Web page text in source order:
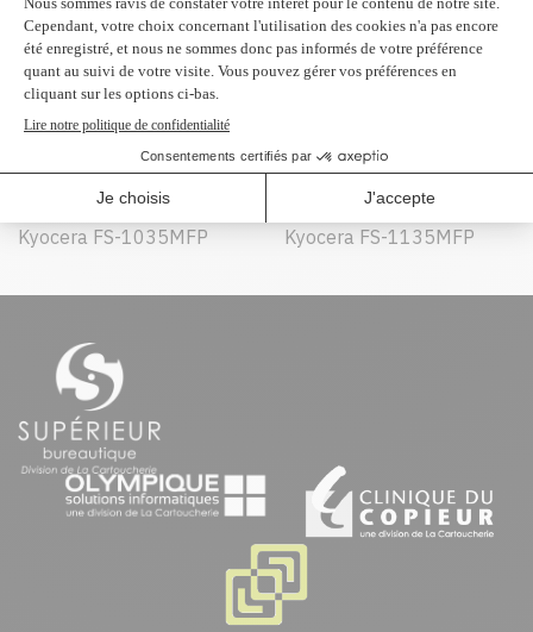
Peut être utilisé dans :
Kyocera ECOSYS
M2035dn
Kyocera ECOSYS
M2535dn
Kyocera FS-1035MFP
Kyocera FS-1135MFP